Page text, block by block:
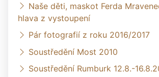
Naše děti, maskot Ferda
hlava z vystoupení
Pár fotografií z roku 2016/2017
Soustředění Most 2010
Soustředění Rumburk 12.8.-